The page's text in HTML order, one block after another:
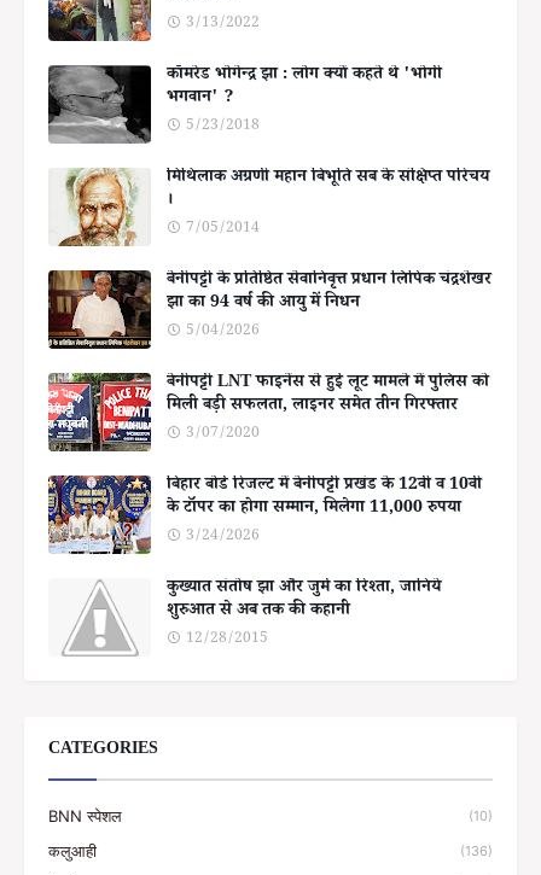
3/13/2022
कॉमरेड भोगेन्द्र झा : लोग क्यों कहते थे 'भोगी
भगवान' ?
5/23/2018
मिथिलाक अग्रणी महान बिभूति सब के संक्षिप्त परिचय
।
7/05/2014
बेनीपट्टी के प्रतिष्ठित सेवानिवृत्त प्रधान लिपिक चंद्रशेखर
झा का 94 वर्ष की आयु में निधन
5/04/2026
बेनीपट्टी LNT फाइनेंस से हुई लूट मामले में पुलिस को
मिली बड़ी सफलता, लाइनर समेत तीन गिरफ्तार
3/07/2020
बिहार बोर्ड रिजल्ट में बेनीपट्टी प्रखंड के 12वीं व 10वीं
के टॉपर का होगा सम्मान, मिलेगा 11,000 रुपया
3/24/2026
कुख्यात संतोष झा और जुर्म का रिश्ता, जानिये
शुरुआत से अब तक की कहानी
12/28/2015
CATEGORIES
BNN स्पेशल (10)
कलुआही (136)